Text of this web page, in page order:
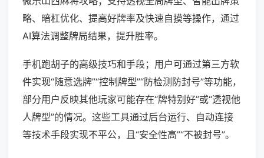
略、暗杠优化、提高好牌率及快速自摸等操作，通过
AI算法调整牌局结果，提升胜率。
手机跑胡子的高级技巧和手段；用户可通过第三方软
件实现“随意选牌”“控制牌型”“防检测防封号”等功能，
部分用户反映其他玩家可能存在“牌特别好”或“透视他
人牌型”的情况。这些工具通过后台运行、自动连接
等技术手段实现不平公，且“安全性高”“不被封号”。